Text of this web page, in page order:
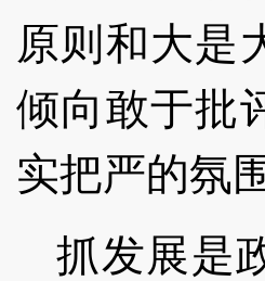
原则和大是
倾向敢于批
实把严的氛
抓发展是